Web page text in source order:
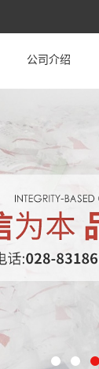
公司介绍